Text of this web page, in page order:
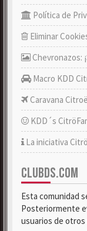
Política de
Eliminar
Chevronazos:
Macro KDD
Caravana
KDD´s
La iniciativa
CLUBDS.COM
Esta comunidad
Posteriormente
usuarios de otros